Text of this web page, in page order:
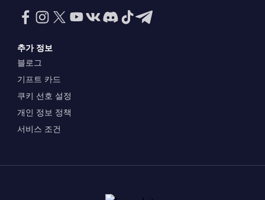
추가 정보
블로그
기프트 카드
쿠키 선호 설정
개인 정보 정책
서비스 조건